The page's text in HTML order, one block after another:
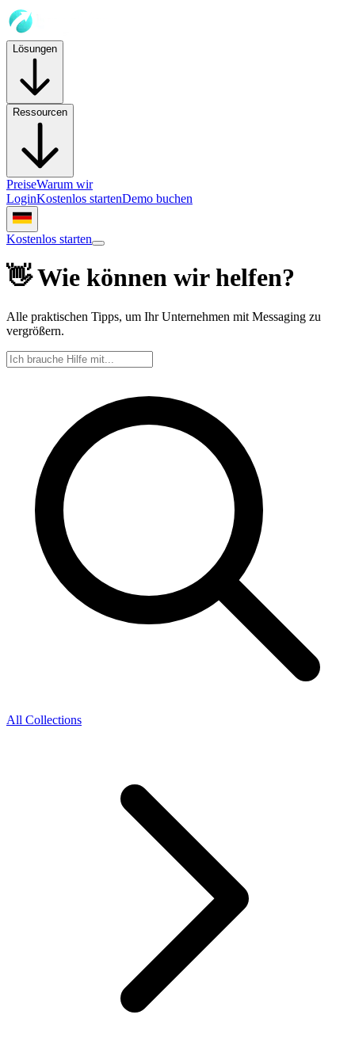
Lösungen
Ressourcen
PreiseWarum wir
LoginKostenlos startenDemo buchen
Kostenlos starten
👋 Wie können wir helfen?
Alle praktischen Tipps, um Ihr Unternehmen mit Messaging zu
vergrößern.
All Collections